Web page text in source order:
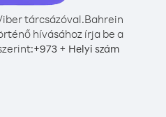
tárcsázóval.Bahrein
hívásához írja be a
+973+ Helyi szám